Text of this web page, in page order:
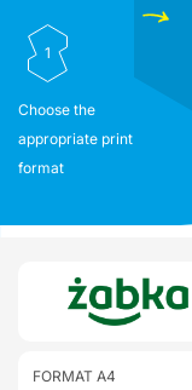
1
Choose the
appropriate print
format
FORMAT A4